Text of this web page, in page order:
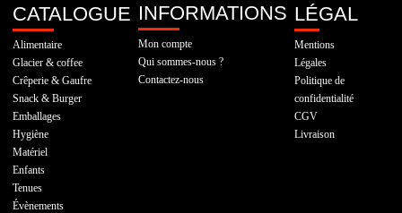
CATALOGUE
Alimentaire
Glacier & coffee
Crêperie & Gaufre
Snack & Burger
Emballages
Hygiène
Matériel
Enfants
Tenues
Évènements
INFORMATIONS
Mon compte
Qui sommes-nous ?
Contactez-nous
LÉGAL
Mentions
Légales
Politique de
confidentialité
CGV
Livraison